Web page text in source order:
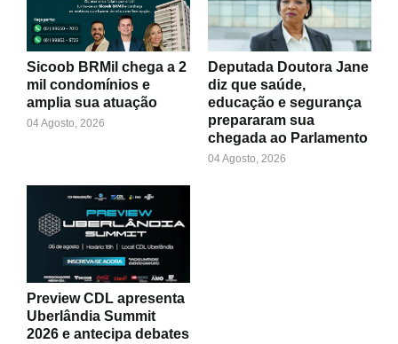
Sicoob BRMil chega a 2
mil condomínios e
amplia sua atuação
04 Agosto, 2026
Deputada Doutora Jane
diz que saúde,
educação e segurança
prepararam sua
chegada ao Parlamento
04 Agosto, 2026
Preview CDL apresenta
Uberlândia Summit
2026 e antecipa debates